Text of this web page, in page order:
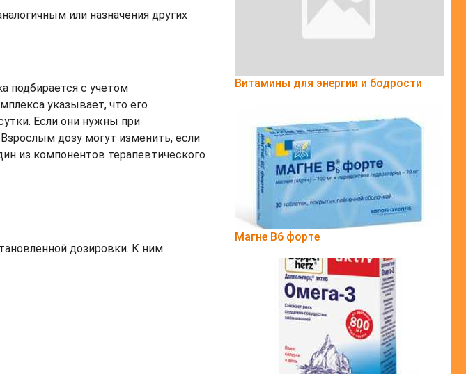
или назначения других
подбирается с учетом
указывает, что его
Если они нужны при
дозу могут изменить, если
из компонентов терапевтического
дозировки. К ним
Витамины для энергии и бодрости
Магне B6 форте